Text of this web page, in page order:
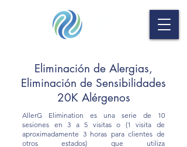
Eliminación de Alergias,
Eliminación de Sensibilidades
20K Alérgenos
AllerG Elimination es una serie de 10
sesiones en 3 a 5 visitas o (1 visita de
aproximadamente 3 horas para clientes de
otros estados) que utiliza